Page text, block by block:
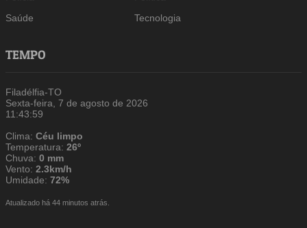
Saúde
Tecnologia
TEMPO
Filadélfia-TO
Sexta-feira, 7 de agosto de 2026
11:44:00
Clima:Céu limpo
Temperatura:26º
Chuva:0 mm
Vento:2.3km/h
Umidade:72%
Atualizado há 44 minutos atrás.